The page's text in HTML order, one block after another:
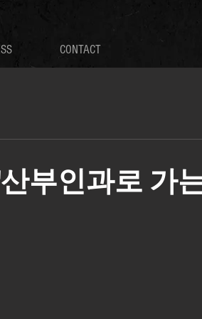
CONTACT
'산부인과로 가